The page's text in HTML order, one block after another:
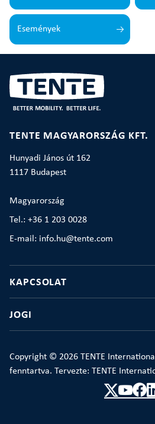
Események
TENTE MAGYARORSZÁG KFT.
Hunyadi János út 162
1117 Budapest
Magyarország
Tel.: +36 1 203 0028
E-mail: info.hu@tente.com
KAPCSOLAT
JOGI
Copyright © 2026 TENTE
fenntartva. Tervezte: TENTE